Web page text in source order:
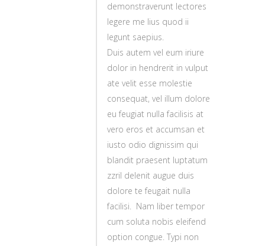
demonstraverunt lectores
legere me lius quod ii
legunt saepius.
Duis autem vel eum iriure
dolor in hendrerit in vulput
ate velit esse molestie
consequat, vel illum dolore
eu feugiat nulla facilisis at
vero eros et accumsan et
iusto odio dignissim qui
blandit praesent luptatum
zzril delenit augue duis
dolore te feugait nulla
facilisi. Nam liber tempor
cum soluta nobis eleifend
option congue. Typi non